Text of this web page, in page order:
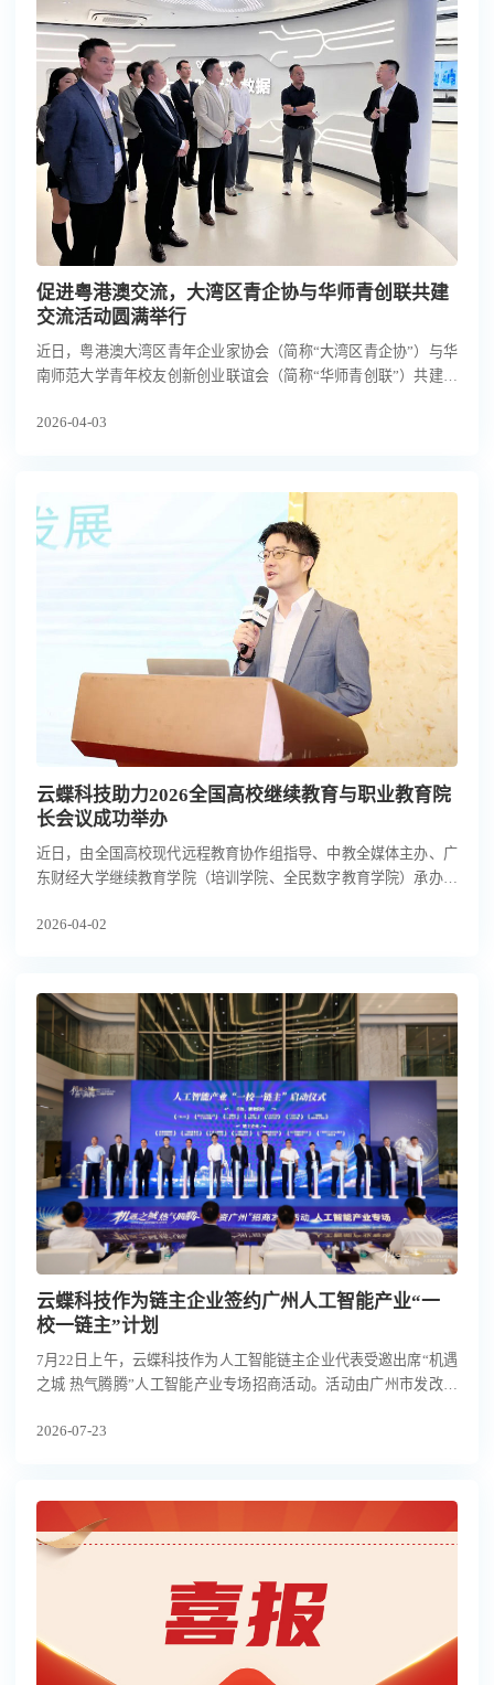
促进粤港澳交流，大湾区青企协与华师青创联共建
交流活动圆满举行
近日，粤港澳大湾区青年企业家协会（简称“大湾区青企协”）与华
南师范大学青年校友创新创业联谊会（简称“华师青创联”）共建交
长张阳，华师青创联会长、云蝶科技总裁田雪松博士等双方代表齐
2026-04-03
云蝶科技助力2026全国高校继续教育与职业教育院
长会议成功举办
近日，由全国高校现代远程教育协作组指导、中教全媒体主办、广
东财经大学继续教育学院（培训学院、全民数字教育学院）承办的
展研修班”在广州举行。云蝶科技副总裁罗崇键受邀出席并代表企
2026-04-02
云蝶科技作为链主企业签约广州人工智能产业“一
校一链主”计划
7月22日上午，云蝶科技作为人工智能链主企业代表受邀出席“机遇
之城 热气腾腾”人工智能产业专场招商活动。活动由广州市发改委
承办，海珠区、天河区协办，集结政府相关部门、人工智能产业链
2026-07-23